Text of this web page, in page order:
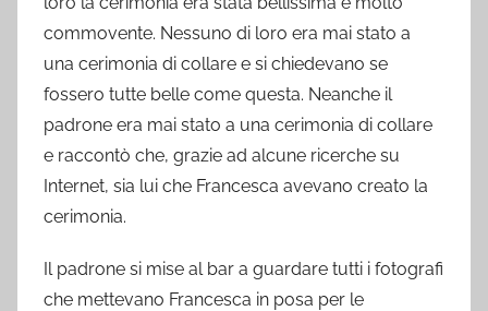
commovente. Nessuno di loro era mai stato a
una cerimonia di collare e si chiedevano se
fossero tutte belle come questa. Neanche il
padrone era mai stato a una cerimonia di collare
e raccontò che, grazie ad alcune ricerche su
Internet, sia lui che Francesca avevano creato la
cerimonia.
Il padrone si mise al bar a guardare tutti i fotografi
che mettevano Francesca in posa per le